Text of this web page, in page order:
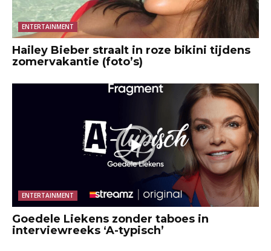
ENTERTAINMENT
Hailey Bieber straalt in roze bikini tijdens
zomervakantie (foto’s)
ENTERTAINMENT
Goedele Liekens zonder taboes in
interviewreeks ‘A-typisch’